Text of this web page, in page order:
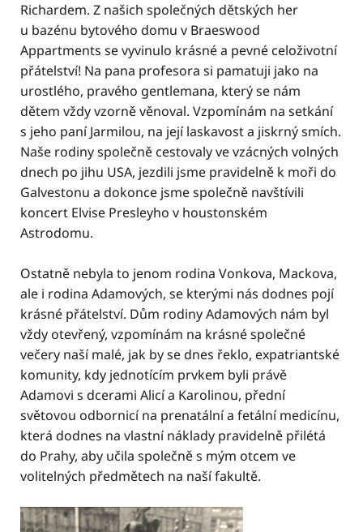
Richardem. Z našich společných dětských her
u bazénu bytového domu v Braeswood
Appartments se vyvinulo krásné a pevné celoživotní
přátelství! Na pana profesora si pamatuji jako na
urostlého, pravého gentlemana, který se nám
dětem vždy vzorně věnoval. Vzpomínám na setkání
s jeho paní Jarmilou, na její laskavost a jiskrný smích.
Naše rodiny společně cestovaly ve vzácných volných
dnech po jihu USA, jezdili jsme pravidelně k moři do
Galvestonu a dokonce jsme společně navštívili
koncert Elvise Presleyho v houstonském
Astrodomu.
Ostatně nebyla to jenom rodina Vonkova, Mackova,
ale i rodina Adamových, se kterými nás dodnes pojí
krásné přátelství. Dům rodiny Adamových nám byl
vždy otevřený, vzpomínám na krásné společné
večery naší malé, jak by se dnes řeklo, expatriantské
komunity, kdy jednotícím prvkem byli právě
Adamovi s dcerami Alicí a Karolinou, přední
světovou odbornicí na prenatální a fetální medicínu,
která dodnes na vlastní náklady pravidelně přilétá
do Prahy, aby učila společně s mým otcem ve
volitelných předmětech na naší fakultě.